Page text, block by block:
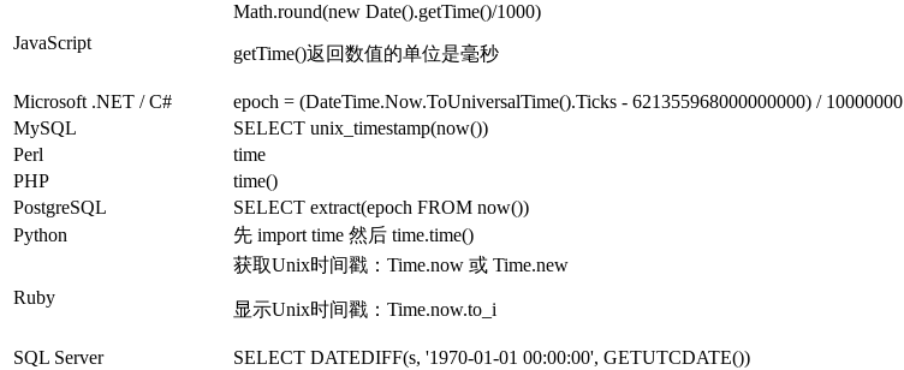
JavaScript
Math.round(new Date().getTime()/1000)
getTime()返回数值的单位是毫秒
Microsoft .NET / C#
epoch = (DateTime.Now.ToUniversalTime().Ticks - 621355968000000000) / 10000000
MySQL
SELECT unix_timestamp(now())
Perl
time
PHP
time()
PostgreSQL
SELECT extract(epoch FROM now())
Python
先 import time 然后 time.time()
Ruby
获取Unix时间戳： Time.now 或 Time.new
显示Unix时间戳： Time.now.to_i
SQL Server
SELECT DATEDIFF(s, '1970-01-01 00:00:00', GETUTCDATE())